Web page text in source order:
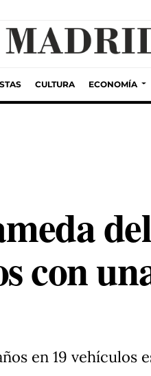
CULTURA ECONOMÍA
con
en 19 vehículos